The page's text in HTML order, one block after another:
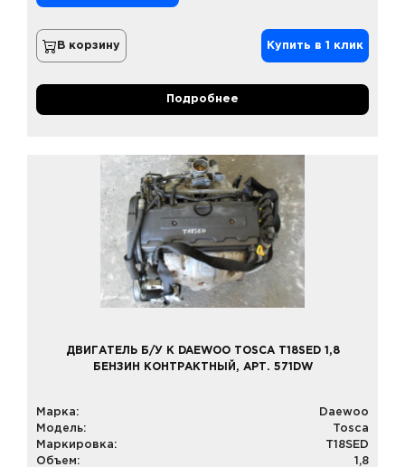
В корзину Купить в 1 клик
Подробнее
ДВИГАТЕЛЬ Б/У К DAEWOO TOSCA T18SED 1,8
БЕНЗИН КОНТРАКТНЫЙ, АРТ. 571DW
Марка:
Daewoo
Модель:
Tosca
Маркировка:
T18SED
Объем:
1,8